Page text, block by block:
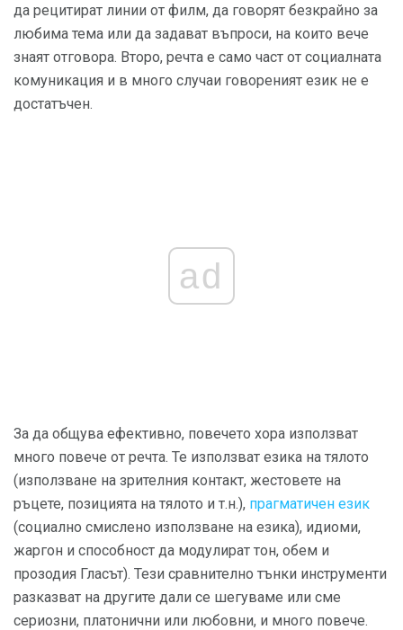
да рецитират линии от филм, да говорят безкрайно за
любима тема или да задават въпроси, на които вече
знаят отговора. Второ, речта е само част от социалната
комуникация и в много случаи говореният език не е
достатъчен.
ad
За да общува ефективно, повечето хора използват
много повече от речта. Те използват езика на тялото
(използване на зрителния контакт, жестовете на
ръцете, позицията на тялото и т.н.), прагматичен език
(социално смислено използване на езика), идиоми,
жаргон и способност да модулират тон, обем и
прозодия Гласът). Тези сравнително тънки инструменти
разказват на другите дали се шегуваме или сме
сериозни, платонични или любовни, и много повече.